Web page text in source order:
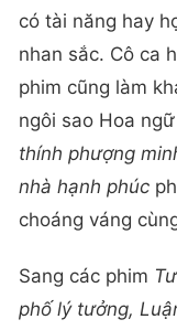
có tài năng hay
nhan sắc. Cô ca
phim cũng làm
ngôi sao Hoa
thính phượng
nhà hạnh phúc
choáng váng
Sang các phim
phố lý tưởng,